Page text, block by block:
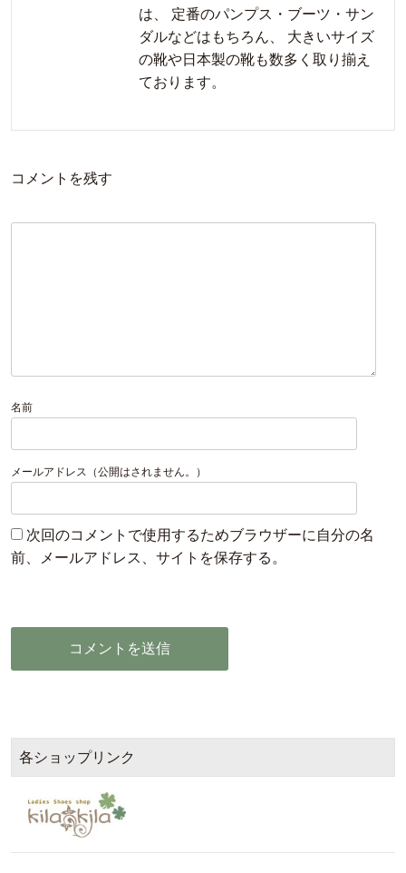
は、 定番のパンプス・ブーツ・サン
ダルなどはもちろん、 大きいサイズ
の靴や日本製の靴も数多く取り揃え
ております。
コメントを残す
名前
メールアドレス（公開はされません。）
次回のコメントで使用するためブラウザーに自分の名
前、メールアドレス、サイトを保存する。
各ショップリンク